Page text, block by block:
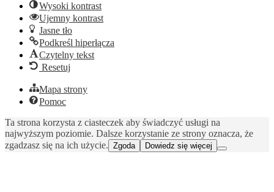
Wysoki kontrast
Ujemny kontrast
Jasne tło
Podkreśl hiperłącza
Czytelny tekst
Resetuj
Mapa strony
Pomoc
Ta strona korzysta z ciasteczek aby świadczyć usługi na
najwyższym poziomie. Dalsze korzystanie ze strony oznacza, że
zgadzasz się na ich użycie. Zgoda Dowiedz się więcej